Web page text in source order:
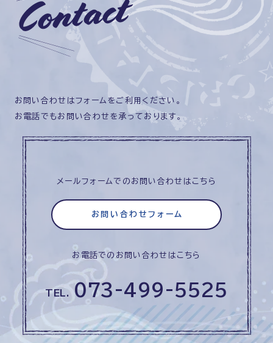
お問い合わせはフォームをご利用ください。
お電話でもお問い合わせを承っております。
メールフォームでのお問い合わせはこちら
お問い合わせフォーム
お電話でのお問い合わせはこちら
TEL. 073-499-5525